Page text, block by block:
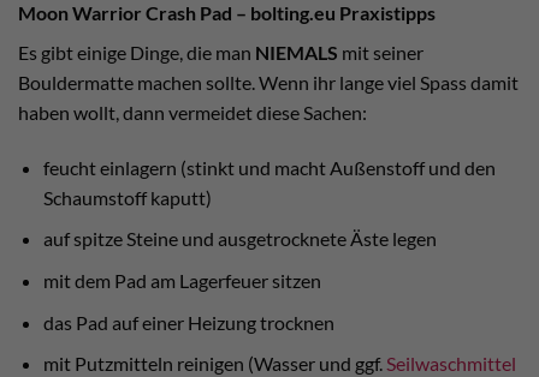
Moon Warrior Crash Pad – bolting.eu Praxistipps
Es gibt einige Dinge, die man NIEMALS mit seiner
Bouldermatte machen sollte. Wenn ihr lange viel Spass damit
haben wollt, dann vermeidet diese Sachen:
feucht einlagern (stinkt und macht Außenstoff und den
Schaumstoff kaputt)
auf spitze Steine und ausgetrocknete Äste legen
mit dem Pad am Lagerfeuer sitzen
das Pad auf einer Heizung trocknen
mit Putzmitteln reinigen (Wasser und ggf.Seilwaschmittel